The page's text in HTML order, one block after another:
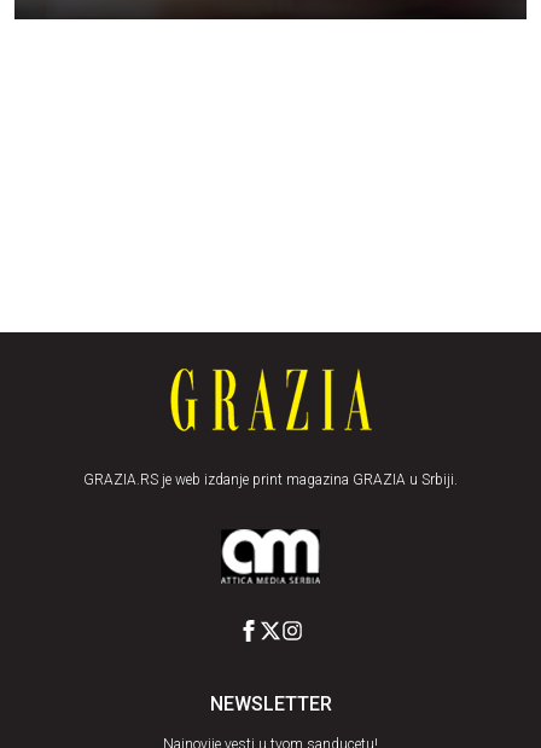
GRAZIA.RS je web izdanje print magazina GRAZIA u Srbiji.
NEWSLETTER